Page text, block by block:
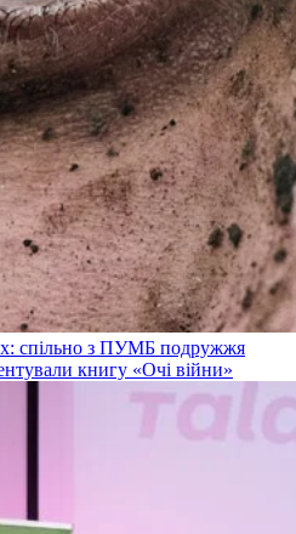
спільно з ПУМБ подружжя
книгу «Очі війни»